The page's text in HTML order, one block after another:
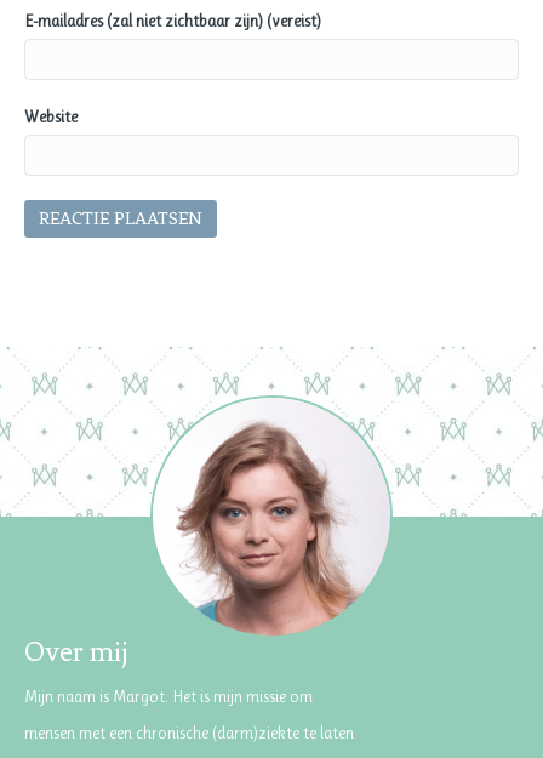
E-mailadres (zal niet zichtbaar zijn) (vereist)
Website
Over mij
Mijn naam is Margot. Het is mijn missie om
mensen met een chronische (darm)ziekte te laten